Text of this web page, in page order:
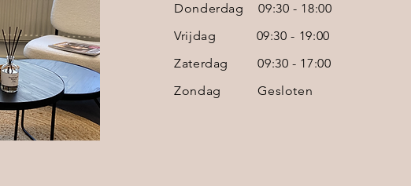
Donderdag 09:30 - 18:00
Vrijdag 09:30 - 19:00
Zaterdag 09:30 - 17:00
Zondag Gesloten